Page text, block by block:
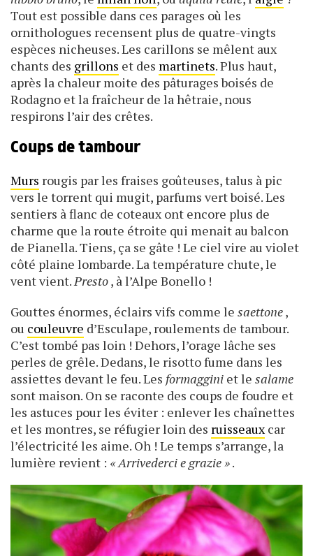
Tout est possible dans ces parages où les
ornithologues recensent plus de quatre-vingts
espèces nicheuses. Les carillons se mêlent aux
chants des grillons et des martinets. Plus haut,
après la chaleur moite des pâturages boisés de
Rodagno et la fraîcheur de la hêtraie, nous
respirons l’air des crêtes.
Coups de tambour
Murs rougis par les fraises goûteuses, talus à pic
vers le torrent qui mugit, parfums vert boisé. Les
sentiers à flanc de coteaux ont encore plus de
charme que la route étroite qui menait au balcon
de Pianella. Tiens, ça se gâte ! Le ciel vire au violet
côté plaine lombarde. La température chute, le
vent vient.Presto, à l’Alpe Bonello !
Gouttes énormes, éclairs vifs comme le saettone,
ou couleuvre d’Esculape, roulements de tambour.
C’est tombé pas loin ! Dehors, l’orage lâche ses
perles de grêle. Dedans, le risotto fume dans les
assiettes devant le feu. Les formaggini et le salame
sont maison. On se raconte des coups de foudre et
les astuces pour les éviter : enlever les chaînettes
et les montres, se réfugier loin des ruisseaux car
l’électricité les aime. Oh ! Le temps s’arrange, la
lumière revient : « Arrivederci e grazie ».